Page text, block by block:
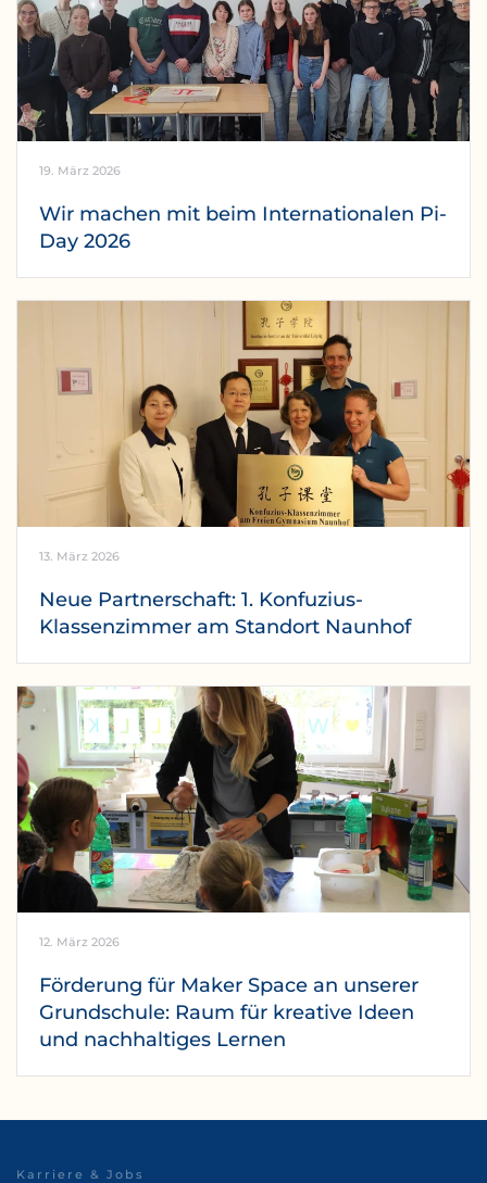
19. März 2026
Wir machen mit beim Internationalen Pi-
Day 2026
13. März 2026
Neue Partnerschaft: 1. Konfuzius-
Klassenzimmer am Standort Naunhof
12. März 2026
Förderung für Maker Space an unserer
Grundschule: Raum für kreative Ideen
und nachhaltiges Lernen
Karriere & Jobs